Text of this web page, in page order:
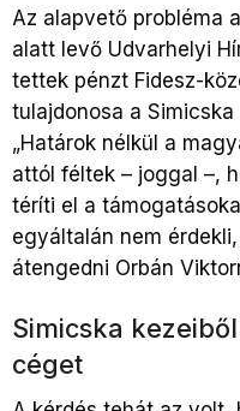
Az alapvető probléma
alatt levő Udvarhelyi
tettek pénzt Fidesz-
tulajdonosa a
„Határok nélkül a
attól féltek – joggal –,
téríti el a
egyáltalán nem
átengedni Orbán
Simicska
céget